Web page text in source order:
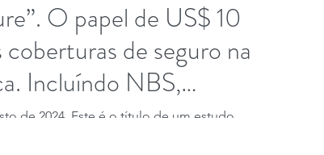
O papel de US$ 10
de seguro na
Incluíndo NBS,
de carbono e de
de 2024. Este é o título de um estudo